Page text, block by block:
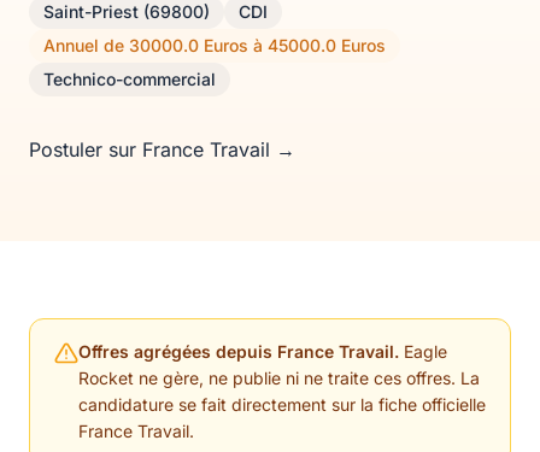
Saint-Priest (69800)
CDI
Annuel de 30000.0 Euros à 45000.0 Euros
Technico-commercial
Postuler sur France Travail →
Offres agrégées depuis France Travail. Eagle
Rocket ne gère, ne publie ni ne traite ces offres. La
candidature se fait directement sur la fiche officielle
France Travail.